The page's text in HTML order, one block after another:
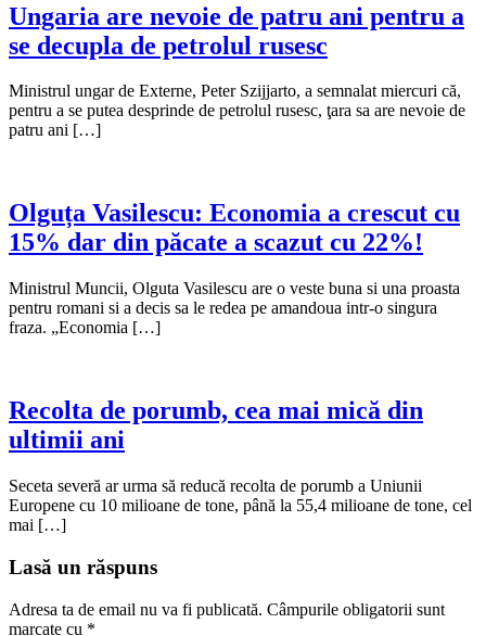
Ungaria are nevoie de patru ani pentru a
se decupla de petrolul rusesc
Ministrul ungar de Externe, Peter Szijjarto, a semnalat miercuri că,
pentru a se putea desprinde de petrolul rusesc, ţara sa are nevoie de
patru ani […]
Olguța Vasilescu: Economia a crescut cu
15% dar din păcate a scazut cu 22%!
Ministrul Muncii, Olguta Vasilescu are o veste buna si una proasta
pentru romani si a decis sa le redea pe amandoua intr-o singura
fraza. „Economia […]
Recolta de porumb, cea mai mică din
ultimii ani
Seceta severă ar urma să reducă recolta de porumb a Uniunii
Europene cu 10 milioane de tone, până la 55,4 milioane de tone, cel
mai […]
Lasă un răspuns
Adresa ta de email nu va fi publicată. Câmpurile obligatorii sunt
marcate cu *